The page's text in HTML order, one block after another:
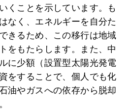
くことを示しています。も
なく、エネルギーを自分た
きるため、この移行は地域
をもたらします。また、中
に少額（設置型太陽光発電
をすることで、個人でも化
油やガスへの依存から脱却